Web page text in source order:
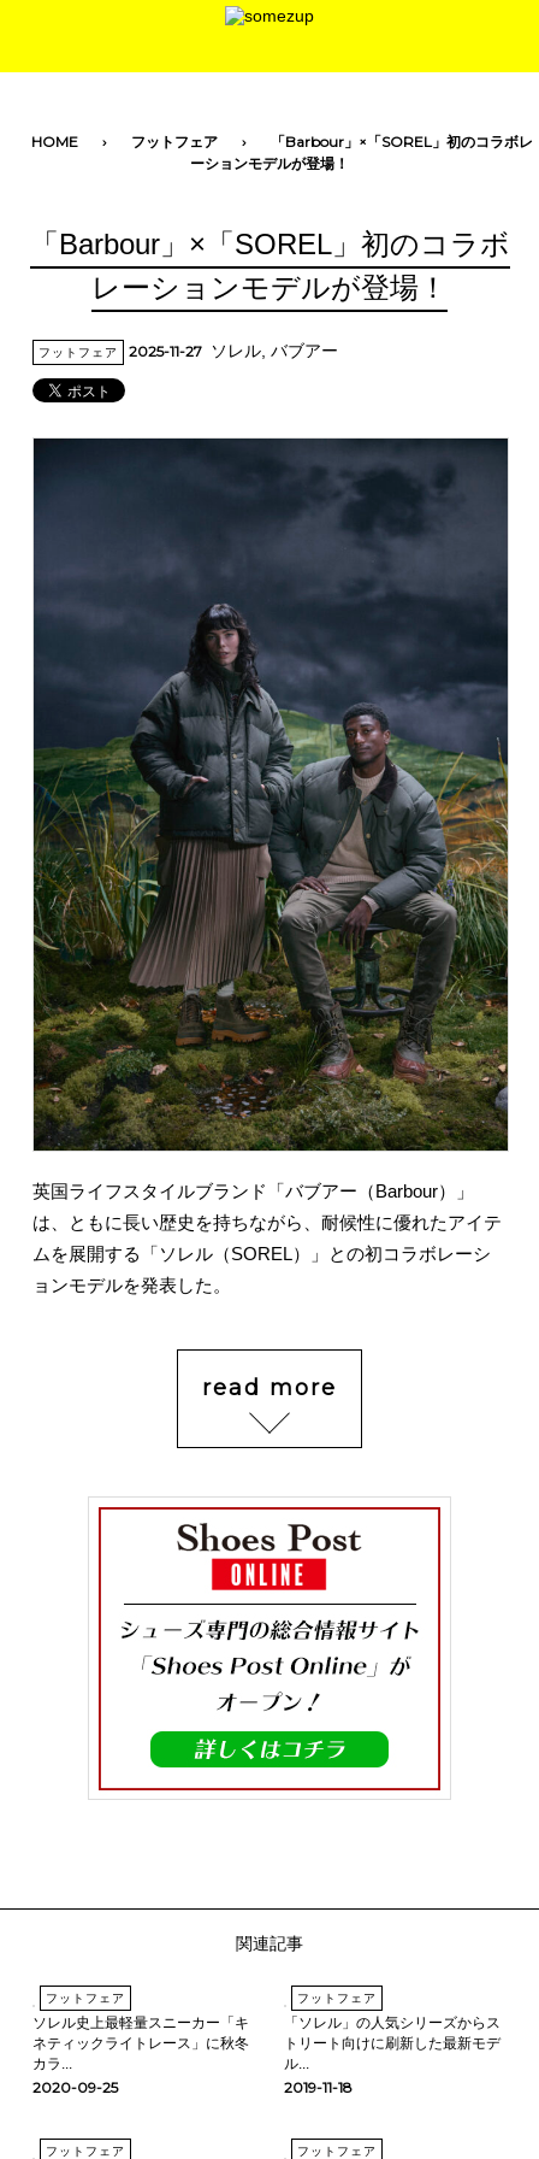
HOME フットフェア
「Barbour」×「SOREL」初のコラボレ
ーションモデルが登場！
「Barbour」×「SOREL」初のコラボ
レーションモデルが登場！
フットフェア 2025-11-27 ソレル, バブアー
英国ライフスタイルブランド「バブアー（Barbour）」
は、ともに長い歴史を持ちながら、耐候性に優れたアイテ
ムを展開する「ソレル（SOREL）」との初コラボレーシ
ョンモデルを発表した。
read more
関連記事
フットフェア
ソレル史上最軽量スニーカー「キ
ネティックライトレース」に秋冬
カラ...
2020-09-25
フットフェア
「ソレル」の人気シリーズからス
トリート向けに刷新した最新モデ
ル...
2019-11-18
フットフェア フットフェア